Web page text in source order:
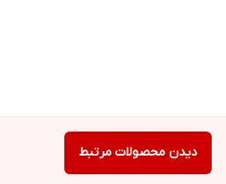
دیدن محصولات مرتبط